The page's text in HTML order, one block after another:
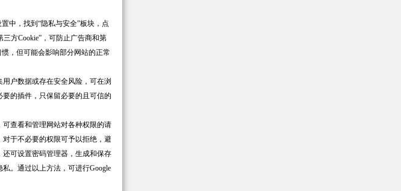
中，找到“隐私与安全”板块，点
三方Cookie”，可防止广告商和第
，但可能会影响部分网站的正常
户数据或存在安全风险，可在浏
的插件，只保留必要的且可信的
查看和管理网站对各种权限的请
于不必要的权限可予以拒绝，避
可设置密码管理器，生成和保存
。通过以上方法，可进行Google